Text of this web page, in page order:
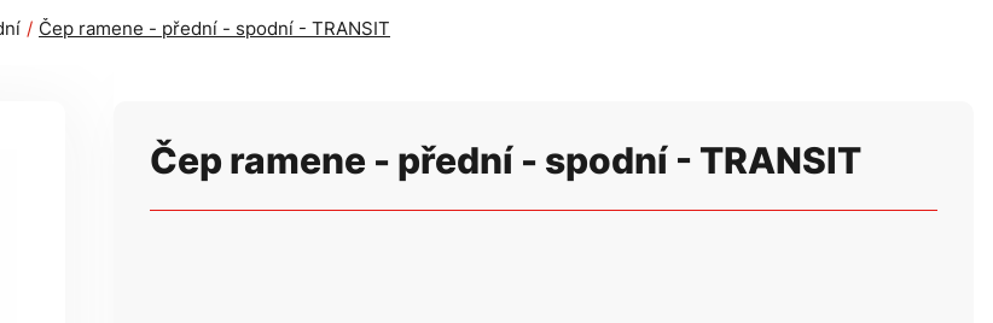
Čep ramene - přední - spodní - TRANSIT
Čep ramene - přední - spodní - TRANSIT